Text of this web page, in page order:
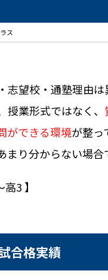
ス
志望校・通塾理由
業形式ではなく、
ができる環境が整っ
まり分からない場合
3 】
合格実績